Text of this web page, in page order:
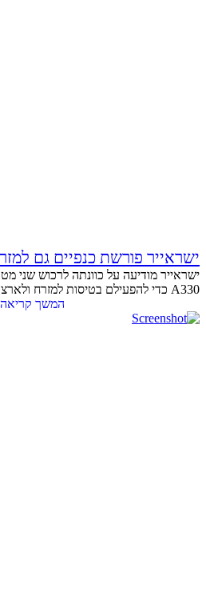
ישראייר פורשת כנפיים גם
ישראייר מודיעה על כוונתה לרכוש שני
A330 כדי להפעילם בטיסות למזרח ולארצות...
המשך